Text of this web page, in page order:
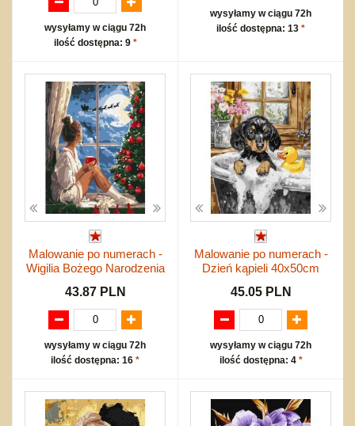
wysyłamy w ciągu 72h
ilość dostępna: 9 *
wysyłamy w ciągu 72h
ilość dostępna: 13 *
Malowanie po numerach -
Wigilia Bożego Narodzenia
43.87 PLN
wysyłamy w ciągu 72h
ilość dostępna: 16 *
Malowanie po numerach -
Dzień kąpieli 40x50cm
45.05 PLN
wysyłamy w ciągu 72h
ilość dostępna: 4 *